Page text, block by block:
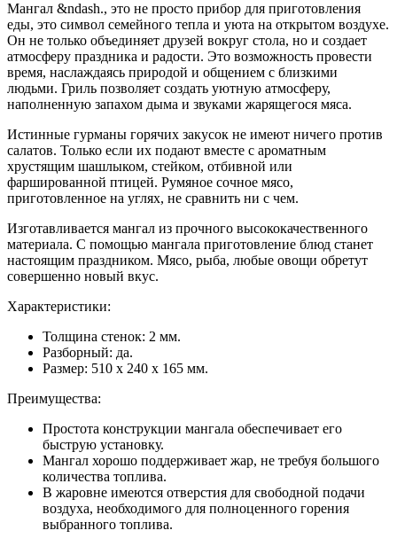
Мангал &ndash., это не просто прибор для приготовления
еды, это символ семейного тепла и уюта на открытом воздухе.
Он не только объединяет друзей вокруг стола, но и создает
атмосферу праздника и радости. Это возможность провести
время, наслаждаясь природой и общением с близкими
людьми. Гриль позволяет создать уютную атмосферу,
наполненную запахом дыма и звуками жарящегося мяса.
Истинные гурманы горячих закусок не имеют ничего против
салатов. Только если их подают вместе с ароматным
хрустящим шашлыком, стейком, отбивной или
фаршированной птицей. Румяное сочное мясо,
приготовленное на углях, не сравнить ни с чем.
Изготавливается мангал из прочного высококачественного
материала. С помощью мангала приготовление блюд станет
настоящим праздником. Мясо, рыба, любые овощи обретут
совершенно новый вкус.
Характеристики:
Толщина стенок: 2 мм.
Разборный: да.
Размер: 510 х 240 х 165 мм.
Преимущества:
Простота конструкции мангала обеспечивает его
быструю установку.
Мангал хорошо поддерживает жар, не требуя большого
количества топлива.
В жаровне имеются отверстия для свободной подачи
воздуха, необходимого для полноценного горения
выбранного топлива.